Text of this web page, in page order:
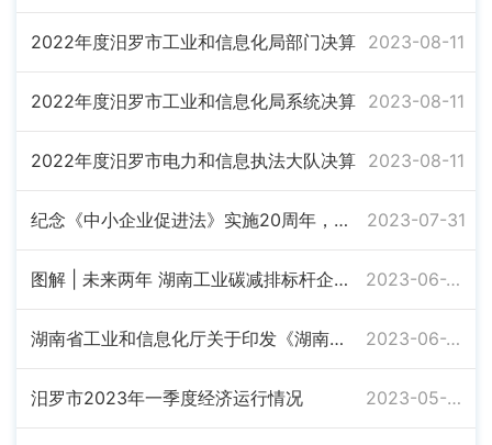
2022年度汨罗市工业和信息化局部门决算 2023-08-11
2022年度汨罗市工业和信息化局系统决算 2023-08-11
2022年度汨罗市电力和信息执法大队决算 2023-08-11
纪念《中小企业促进法》实施20周年，这项大型行动在汨罗高新区开展 2023-07-31
图解 | 未来两年 湖南工业碳减排标杆企业这样评 2023-06-29
湖南省工业和信息化厅关于印发《湖南省工业碳减排标杆企业认定管理暂行办法》的通知 2023-06-29
汨罗市2023年一季度经济运行情况 2023-05-06